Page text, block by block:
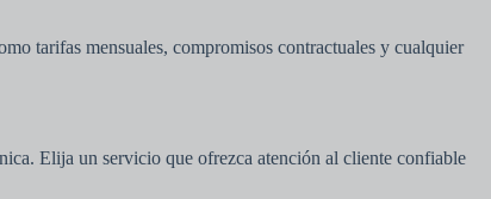
tarifas mensuales, compromisos contractuales y cualquier
Elija un servicio que ofrezca atención al cliente confiable